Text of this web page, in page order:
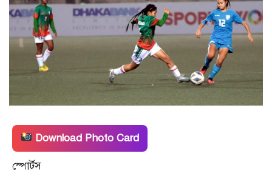
Download Photo Card
স্পোর্টস